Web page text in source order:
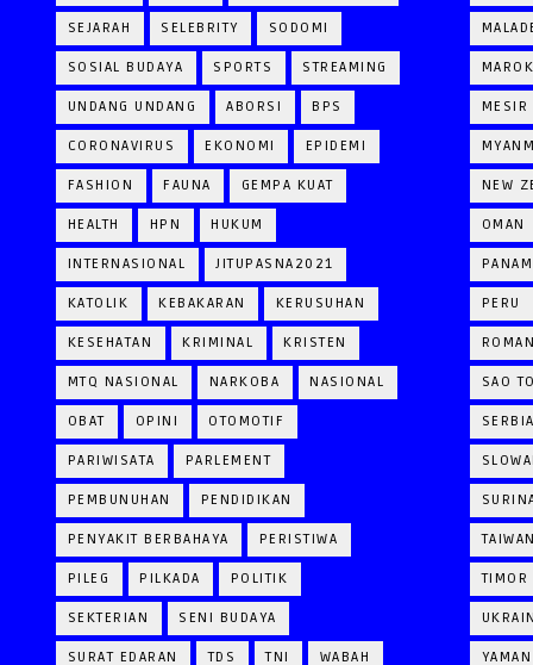
SEJARAH SELEBRITY SODOMI
SOSIAL BUDAYA SPORTS STREAMING
UNDANG UNDANG ABORSI BPS
CORONAVIRUS EKONOMI EPIDEMI
FASHION FAUNA GEMPA KUAT
HEALTH HPN HUKUM
INTERNASIONAL JITUPASNA2021
KATOLIK KEBAKARAN KERUSUHAN
KESEHATAN KRIMINAL KRISTEN
MTQ NASIONAL NARKOBA NASIONAL
OBAT OPINI OTOMOTIF
PARIWISATA PARLEMENT
PEMBUNUHAN PENDIDIKAN
PENYAKIT BERBAHAYA PERISTIWA
PILEG PILKADA POLITIK
SEKTERIAN SENI BUDAYA
SURAT EDARAN TDS TNI WABAH
MESIR
NEW
OMAN
PERU
SAO
TIMOR
YAMAN